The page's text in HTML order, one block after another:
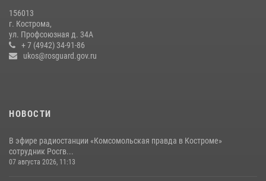
Росгвардеец занесен на Доску почёта в Костроме
07 августа 2026, 14:39
156013
г. Кострома,
ул. Профсоюзная д. 34А
+ 7 (4942) 34-91-86
ukos@rosguard.gov.ru
НОВОСТИ
В эфире радиостанции «Комсомольская правда в Костроме»
сотрудник Росгв...
07 августа 2026, 11:13